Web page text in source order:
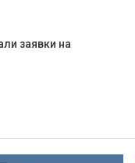
заявки на